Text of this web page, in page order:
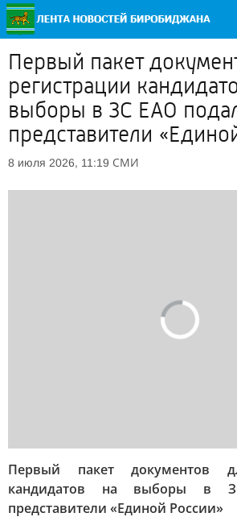
Первый пакет
регистрации
выборы в ЗС ЕАО
представители
8 июля 2026, 11:19 СМИ
Первый пакет документов
кандидатов на выборы в
представители «Единой России»